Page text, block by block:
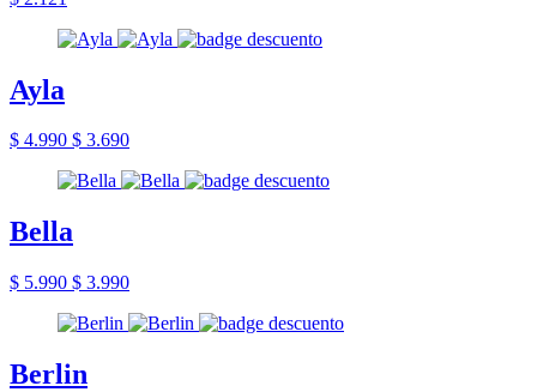
Ayla
$ 4.990 $ 3.690
Bella
$ 5.990 $ 3.990
Berlin